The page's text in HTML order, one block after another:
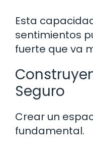
Esta
sentimientos
fuerte que va
Seguro
Crear un
fundamental.